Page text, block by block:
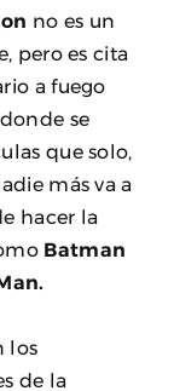
no es un
pero es cita
a fuego
se
que solo,
más va a
hacer la
Batman
los
de la